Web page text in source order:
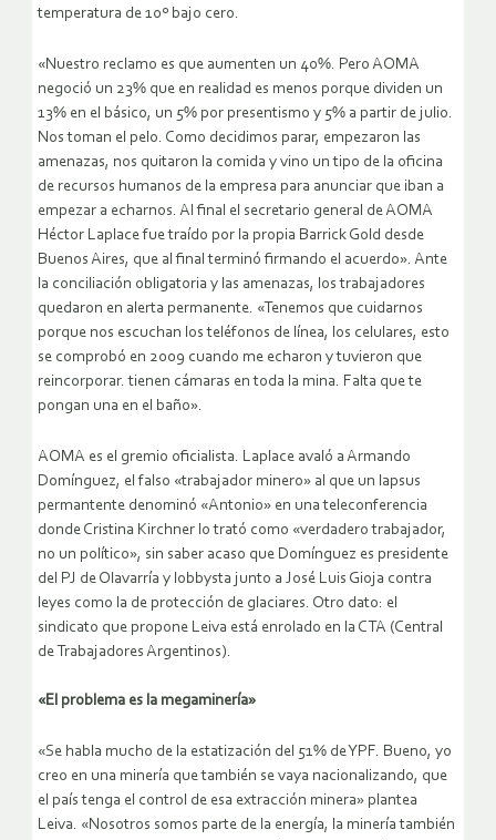
temperatura de 10º bajo cero.
«Nuestro reclamo es que aumenten un 40%. Pero AOMA
negoció un 23% que en realidad es menos porque dividen un
13% en el básico, un 5% por presentismo y 5% a partir de julio.
Nos toman el pelo. Como decidimos parar, empezaron las
amenazas, nos quitaron la comida y vino un tipo de la oficina
de recursos humanos de la empresa para anunciar que iban a
empezar a echarnos. Al final el secretario general de AOMA
Héctor Laplace fue traído por la propia Barrick Gold desde
Buenos Aires, que al final terminó firmando el acuerdo». Ante
la conciliación obligatoria y las amenazas, los trabajadores
quedaron en alerta permanente. «Tenemos que cuidarnos
porque nos escuchan los teléfonos de línea, los celulares, esto
se comprobó en 2009 cuando me echaron y tuvieron que
reincorporar. tienen cámaras en toda la mina. Falta que te
pongan una en el baño».
AOMA es el gremio oficialista. Laplace avaló a Armando
Domínguez, el falso «trabajador minero» al que un lapsus
permantente denominó «Antonio» en una teleconferencia
donde Cristina Kirchner lo trató como «verdadero trabajador,
no un político», sin saber acaso que Domínguez es presidente
del PJ de Olavarría y lobbysta junto a José Luis Gioja contra
leyes como la de protección de glaciares. Otro dato: el
sindicato que propone Leiva está enrolado en la CTA (Central
de Trabajadores Argentinos).
«El problema es la megaminería»
«Se habla mucho de la estatización del 51% de YPF. Bueno, yo
creo en una minería que también se vaya nacionalizando, que
el país tenga el control de esa extracción minera» plantea
Leiva. «Nosotros somos parte de la energía, la minería también